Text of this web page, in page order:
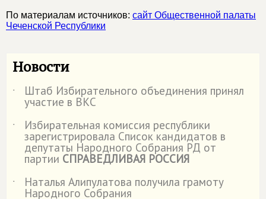
По материалам источников: сайт Общественной палаты
Чеченской Республики
Новости
˙ Штаб Избирательного объединения принял
участие в ВКС
˙
Избирательная комиссия республики
зарегистрировала Список кандидатов в
депутаты Народного Собрания РД от
партии СПРАВЕДЛИВАЯ РОССИЯ
˙
Наталья Алипулатова получила грамоту
Народного Собрания